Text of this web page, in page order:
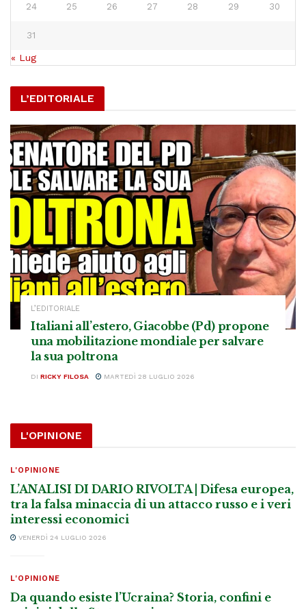
24 25 26 27 28 29 30
31
« Lug
L’EDITORIALE
L’EDITORIALE
Italiani all’estero, Giacobbe (Pd) propone
una mobilitazione mondiale per salvare
la sua poltrona
DI RICKY FILOSA MARTEDÌ 28 LUGLIO 2026
L'OPINIONE
L'OPINIONE
L’ANALISI DI DARIO RIVOLTA | Difesa europea,
tra la falsa minaccia di un attacco russo e i veri
interessi economici
VENERDÌ 24 LUGLIO 2026
L'OPINIONE
Da quando esiste l’Ucraina? Storia, confini e